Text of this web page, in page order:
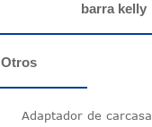
barra kelly
Otros
Adaptador de carcasa